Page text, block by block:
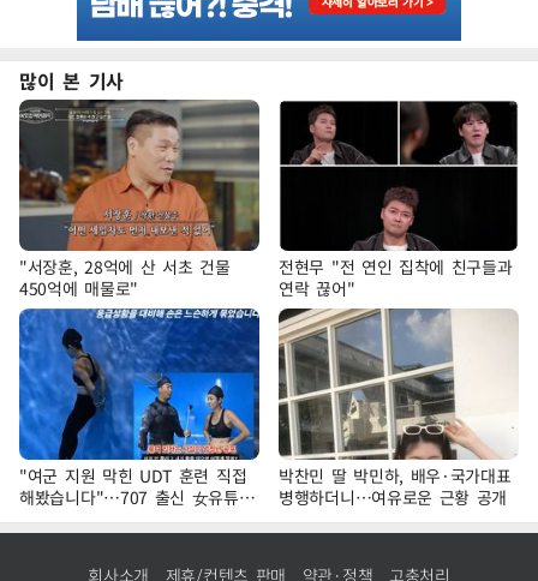
많이 본 기사
"서장훈, 28억에 산 서초 건물
450억에 매물로"
전현무 "전 연인 집착에 친구들과
연락 끊어"
"여군 지원 막힌 UDT 훈련 직접
해봤습니다"…707 출신 女유튜버
'완벽 소화'
박찬민 딸 박민하, 배우·국가대표
병행하더니…여유로운 근황 공개
회사소개 제휴/컨텐츠 판매 약관·정책 고충처리